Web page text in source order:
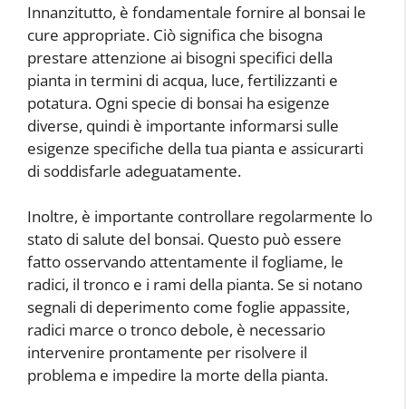
Innanzitutto, è fondamentale fornire al bonsai le
cure appropriate. Ciò significa che bisogna
prestare attenzione ai bisogni specifici della
pianta in termini di acqua, luce, fertilizzanti e
potatura. Ogni specie di bonsai ha esigenze
diverse, quindi è importante informarsi sulle
esigenze specifiche della tua pianta e assicurarti
di soddisfarle adeguatamente.
Inoltre, è importante controllare regolarmente lo
stato di salute del bonsai. Questo può essere
fatto osservando attentamente il fogliame, le
radici, il tronco e i rami della pianta. Se si notano
segnali di deperimento come foglie appassite,
radici marce o tronco debole, è necessario
intervenire prontamente per risolvere il
problema e impedire la morte della pianta.